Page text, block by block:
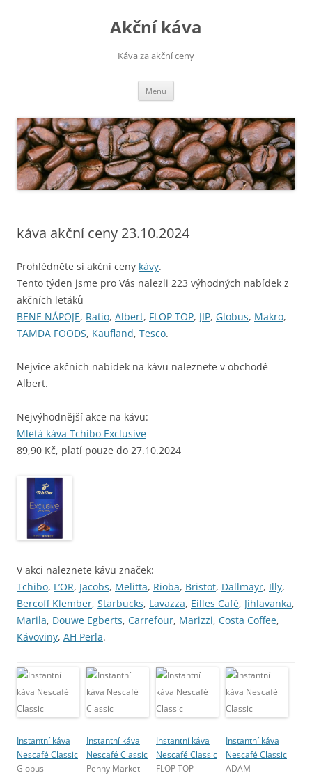
Akční káva
Káva za akční ceny
Menu
káva akční ceny 23.10.2024
Prohlédněte si akční ceny kávy.
Tento týden jsme pro Vás nalezli 223 výhodných nabídek z
akčních letáků
BENE NÁPOJE, Ratio, Albert, FLOP TOP, JIP, Globus, Makro,
TAMDA FOODS, Kaufland, Tesco.
Nejvíce akčních nabídek na kávu naleznete v obchodě
Albert.
Nejvýhodnější akce na kávu:
Mletá káva Tchibo Exclusive
89,90 Kč, platí pouze do 27.10.2024
V akci naleznete kávu značek:
Tchibo, L’OR, Jacobs, Melitta, Rioba, Bristot, Dallmayr, Illy,
Bercoff Klember, Starbucks, Lavazza, Eilles Café, Jihlavanka,
Marila, Douwe Egberts, Carrefour, Marizzi, Costa Coffee,
Kávoviny, AH Perla.
Instantní káva
Nescafé Classic
Globus
Instantní káva
Nescafé Classic
Penny Market
Instantní káva
Nescafé Classic
FLOP TOP
Instantní káva
Nescafé Classic
ADAM